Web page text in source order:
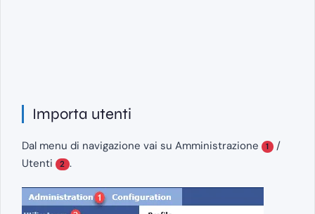
Importa utenti
Dal menu di navigazione vai su Amministrazione 1 /
Utenti
2 .